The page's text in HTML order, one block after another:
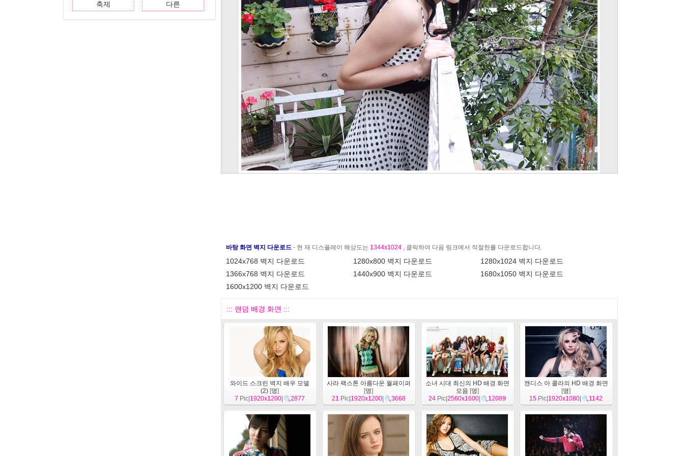
축제 다른
바탕 화면 벽지 다운로드 - 현 재 디스플레이 해상도는 1344x1024 , 클릭하여 다음 링크에서 적절한를 다운로드합니다.
1024x768 벽지 다운로드 1280x800 벽지 다운로드
1280x1024 벽지 다운로드
1366x768 벽지 다운로드
1440x900 벽지 다운로드
1680x1050 벽지 다운로드
1600x1200 벽지 다운로드
::: 랜덤 배경 화면 :::
와이드 스크린 벽지 배우 모델
(2) [명]
7 Pic| 1920x1200 2877
사라 팩스톤 아름다운 월페이퍼
[명]
21 Pic| 1920x1200| 3668
소녀 시대 최신의 HD 배경 화면
모음 [명]
24 Pic| 2560x1600 12089
캔디스 아 콜라의 HD 배경 화면
[명]
15 Pic| 1920x1080 1142